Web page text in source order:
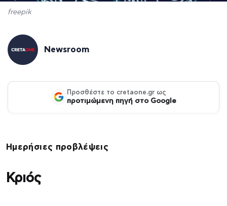
freepik
Newsroom
Προσθέστε το cretaone.gr ως
προτιμώμενη πηγή στο Google
Ημερήσιες προβλέψεις
Κριός